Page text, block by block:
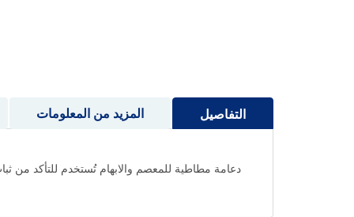
التفاصيل
دعامة مطاطية للمعصم والابهام تُستخدم للتأكد من
المزيد من المعلومات